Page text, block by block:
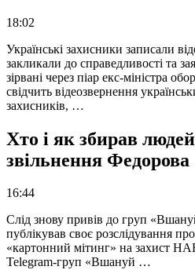
18:02
Українські захисники записали
закликали до справедливості та
зірвані через піар екс-міністра
свідчить відеозвернення
захисників, …
Хто і як збирав
звільнення Федорова
16:44
Слід знову привів до груп
публікував своє розслідування
«картонний мітинг» на захист
Telegram-груп «Вшануй …